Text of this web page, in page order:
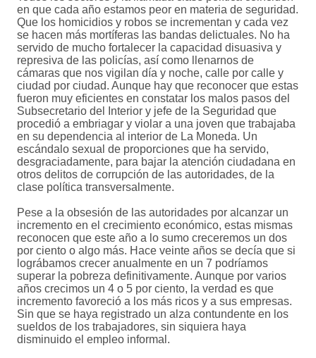
en que cada año estamos peor en materia de seguridad.
Que los homicidios y robos se incrementan y cada vez
se hacen más mortíferas las bandas delictuales. No ha
servido de mucho fortalecer la capacidad disuasiva y
represiva de las policías, así como llenarnos de
cámaras que nos vigilan día y noche, calle por calle y
ciudad por ciudad. Aunque hay que reconocer que estas
fueron muy eficientes en constatar los malos pasos del
Subsecretario del Interior y jefe de la Seguridad que
procedió a embriagar y violar a una joven que trabajaba
en su dependencia al interior de La Moneda. Un
escándalo sexual de proporciones que ha servido,
desgraciadamente, para bajar la atención ciudadana en
otros delitos de corrupción de las autoridades, de la
clase política transversalmente.
Pese a la obsesión de las autoridades por alcanzar un
incremento en el crecimiento económico, estas mismas
reconocen que este año a lo sumo creceremos un dos
por ciento o algo más. Hace veinte años se decía que si
lográbamos crecer anualmente en un 7 podríamos
superar la pobreza definitivamente. Aunque por varios
años crecimos un 4 o 5 por ciento, la verdad es que
incremento favoreció a los más ricos y a sus empresas.
Sin que se haya registrado un alza contundente en los
sueldos de los trabajadores, sin siquiera haya
disminuido el empleo informal.